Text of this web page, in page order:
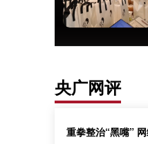
央广网评
重拳整治“黑嘴”